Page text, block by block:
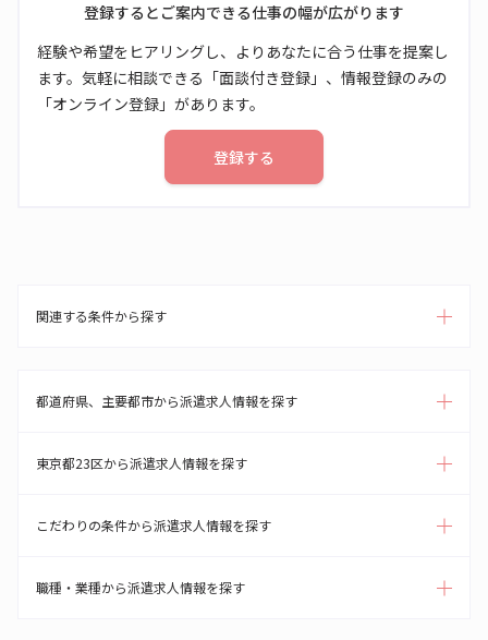
登録するとご案内できる仕事の幅が広がります
経験や希望をヒアリングし、よりあなたに合う仕事を提案し
ます。気軽に相談できる「面談付き登録」、情報登録のみの
「オンライン登録」があります。
登録する
関連する条件から探す
都道府県、主要都市から派遣求人情報を探す
東京都23区から派遣求人情報を探す
こだわりの条件から派遣求人情報を探す
職種・業種から派遣求人情報を探す